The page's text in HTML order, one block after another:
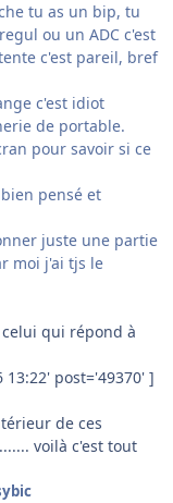
tu as un bip, tu
ou un ADC c'est
c'est pareil, bref
c'est idiot
de portable.
pour savoir si ce
pensé et
juste une partie
moi j'ai tjs le
qui répond à
post='49370' ]
de ces
voilà c'est tout